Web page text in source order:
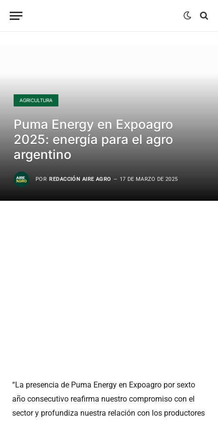
AGRICULTURA
Puma Energy en Expoagro
2025: energía para el agro
argentino
POR REDACCIÓN AIRE AGRO 17 DE MARZO DE 2025
“La presencia de Puma Energy en Expoagro por sexto
año consecutivo reafirma nuestro compromiso con el
sector y profundiza nuestra relación con los productores